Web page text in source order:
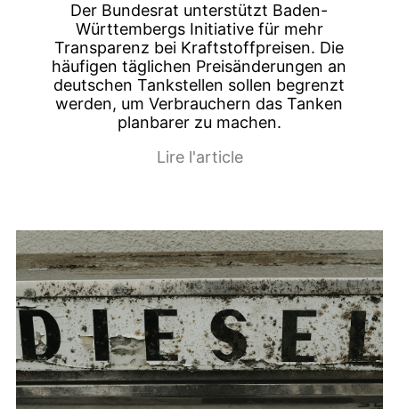
Der Bundesrat unterstützt Baden-
Württembergs Initiative für mehr
Transparenz bei Kraftstoffpreisen. Die
häufigen täglichen Preisänderungen an
deutschen Tankstellen sollen begrenzt
werden, um Verbrauchern das Tanken
planbarer zu machen.
Lire l'article